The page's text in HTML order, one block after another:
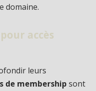
domaine.
accès
leurs
de membership sont